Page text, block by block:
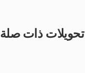
تحويلات ذات صلة